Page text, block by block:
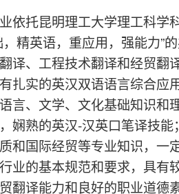
依托昆明理工大学理工科学
，精英语，重应用，强能力”
译、工程技术翻译和经贸翻
扎实的英汉双语语言综合应
言、文学、文化基础知识和
娴熟的英汉-汉英口笔译技
和国际经贸等专业知识，一
业的基本规范和要求，具有
翻译能力和良好的职业道德